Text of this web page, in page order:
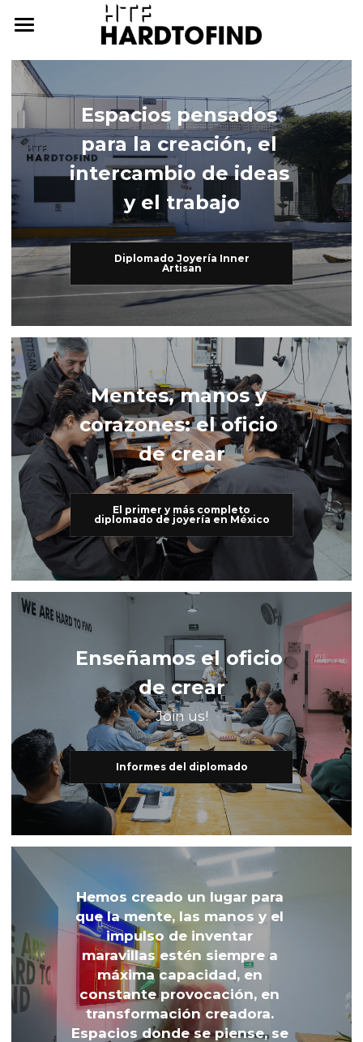
THE WHAT
The What
Inner Artisan
International Workshops
Further Studies
Try Hard
THE WHO
The Who
At Home
Family
Dear Friends
THE WHY
THE HOW
ONLINE CAMPUS
THE ARCHIVE
cursos@htf.org.mx
Espacios pensados
para la creación, el
intercambio de ideas
y el trabajo
Diplomado Joyería Inner
Artisan
Mentes, manos y
corazones: el oficio
de crear
El primer y más completo
diplomado de joyería en México
Enseñamos el oficio
de crear
Join us!
Informes del diplomado
Hemos creado un lugar para
que la mente, las manos y el
impulso de inventar
maravillas estén siempre a
máxima capacidad, en
constante provocación, en
transformación creadora.
Espacios donde se piense, se